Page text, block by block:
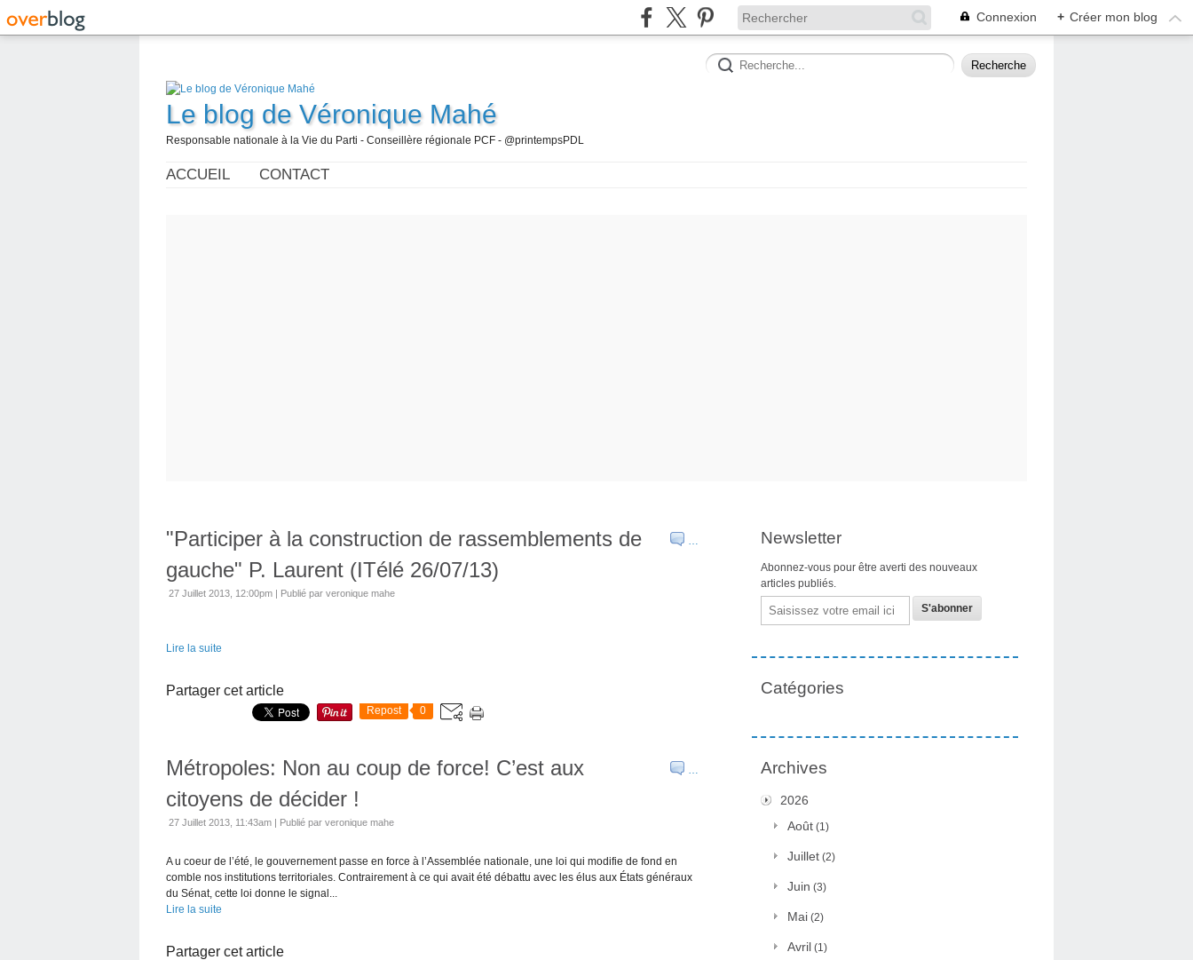
Connexion + Créer mon blog
Le blog de Véronique Mahé
Responsable nationale à la Vie du Parti - Conseillère régionale PCF - @printempsPDL
ACCUEIL CONTACT
…
"Participer à la construction de rassemblements de
gauche" P. Laurent (ITélé 26/07/13)
27 Juillet 2013, 12:00pm | Publié par veronique mahe
Lire la suite
Partager cet article
Repost 0
…
Métropoles: Non au coup de force! C’est aux
citoyens de décider !
27 Juillet 2013, 11:43am | Publié par veronique mahe
A u coeur de l’été, le gouvernement passe en force à l’Assemblée nationale, une loi qui modifie de fond en
comble nos institutions territoriales. Contrairement à ce qui avait été débattu avec les élus aux États généraux
du Sénat, cette loi donne le signal...
Lire la suite
Partager cet article
Newsletter
Abonnez-vous pour être averti des nouveaux
articles publiés.
Email
Catégories
Archives
2026
Août (1)
Juillet (2)
Juin (3)
Mai (2)
Avril (1)